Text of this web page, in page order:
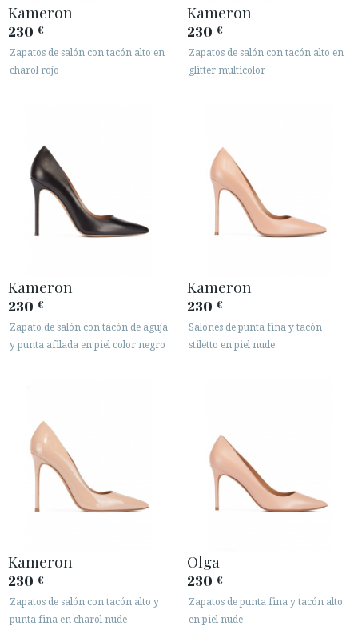
Kameron
230 €
Zapatos de salón con tacón alto en
charol rojo
Kameron
230 €
Zapatos de salón con tacón alto en
glitter multicolor
Kameron
230 €
Zapato de salón con tacón de aguja
y punta afilada en piel color negro
Kameron
230 €
Salones de punta fina y tacón
stiletto en piel nude
Kameron
230 €
Zapatos de salón con tacón alto y
punta fina en charol nude
Olga
230 €
Zapatos de punta fina y tacón alto
en piel nude